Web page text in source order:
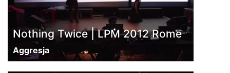
Nothing Twice | LPM 2012 Rome
Aggresja